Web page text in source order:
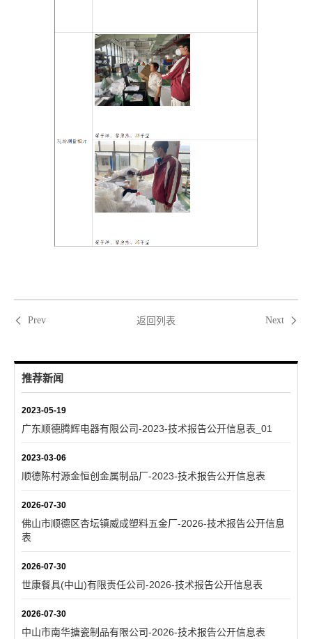
Prev 返回列表 Next
推荐新闻
2023-05-19
广东顺德腾辉电器有限公司-2023-技术报告公开信息表_01
2023-03-06
顺德陈村源金恒创金属制品厂-2023-技术报告公开信息表
2026-07-30
佛山市顺德区杏坛镇威成塑料五金厂-2026-技术报告公开信息
表
2026-07-30
世康餐具(中山)有限责任公司-2026-技术报告公开信息表
2026-07-30
中山市南华搪瓷制品有限公司-2026-技术报告公开信息表